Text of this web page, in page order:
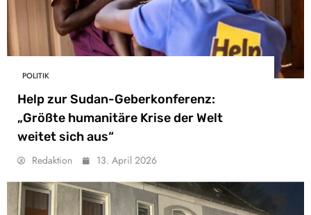
POLITIK
Help zur Sudan-Geberkonferenz:
„Größte humanitäre Krise der Welt
weitet sich aus“
Redaktion 13. April 2026